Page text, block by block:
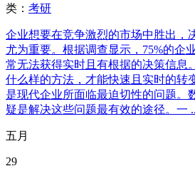
类： 考研
企业想要在竞争激烈的市场中胜出，
尤为重要。根据调查显示，75%的企
常无法获得实时且有根据的决策信息
什么样的方法，才能快速且实时的转
是现代企业所面临最迫切性的问题。
疑是解决这些问题最有效的途径。一
五月
29